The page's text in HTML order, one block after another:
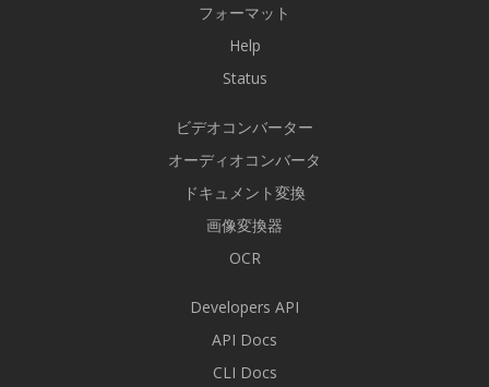
フォーマット
Help
Status
ビデオコンバーター
オーディオコンバータ
ドキュメント変換
画像変換器
OCR
Developers API
API Docs
CLI Docs